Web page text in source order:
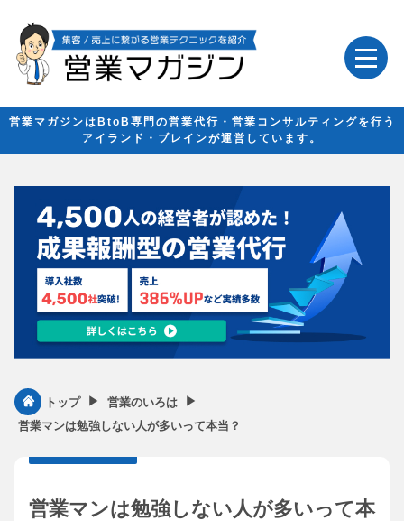
営業マガジンはBtoB専門の営業代行・営業コンサルティングを行う
アイランド・ブレインが運営しています。
トップ ▶︎ 営業のいろは ▶︎
営業マンは勉強しない人が多いって本当？
営業マンは勉強しない人が多いって本